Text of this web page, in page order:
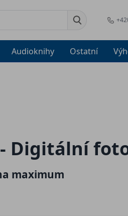
Audioknihy Ostatní
Digitální
maximum